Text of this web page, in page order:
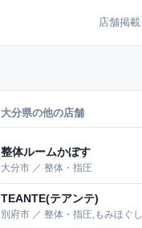
店舗掲載
大分県の他の店舗
整体ルームかぼす
大分市 ／ 整体・指圧
TEANTE(テアンテ)
別府市 ／ 整体・指圧,もみほぐし